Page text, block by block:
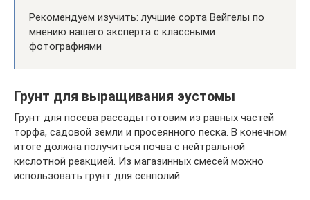
Рекомендуем изучить: лучшие сорта Вейгелы по
мнению нашего эксперта с классными
фотографиями
Грунт для выращивания эустомы
Грунт для посева рассады готовим из равных частей
торфа, садовой земли и просеянного песка. В конечном
итоге должна получиться почва с нейтральной
кислотной реакцией. Из магазинных смесей можно
использовать грунт для сенполий.